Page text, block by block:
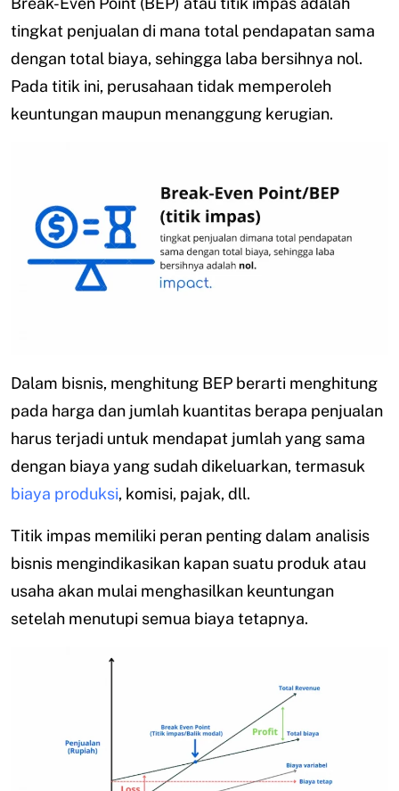
tingkat penjualan di mana total pendapatan sama
dengan total biaya, sehingga laba bersihnya nol.
Pada titik ini, perusahaan tidak memperoleh
keuntungan maupun menanggung kerugian.
Dalam bisnis, menghitung BEP berarti menghitung
pada harga dan jumlah kuantitas berapa penjualan
harus terjadi untuk mendapat jumlah yang sama
dengan biaya yang sudah dikeluarkan, termasuk
biaya produksi, komisi, pajak, dll.
Titik impas memiliki peran penting dalam analisis
bisnis mengindikasikan kapan suatu produk atau
usaha akan mulai menghasilkan keuntungan
setelah menutupi semua biaya tetapnya.